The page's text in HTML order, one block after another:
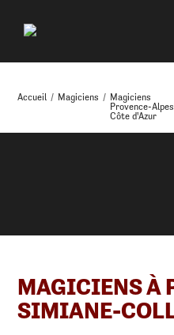
Accueil / Magiciens / Magiciens
Provence-
Côte d'Azur
MAGICIENS À
SIMIANE-